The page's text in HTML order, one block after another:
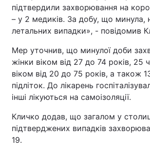
підтвердили захворювання на
– у 2 медиків. За добу, що минула,
летальних випадки», - повідомив
Мер уточнив, що минулої доби
жінки вiком вiд 27 до 74 років, 25
віком вiд 20 до 75 рокiв, а також
підліток. До лікарень
інші лікуються на самоізоляції.
Кличко додав, що загалом у
підтверджених випадків
19.